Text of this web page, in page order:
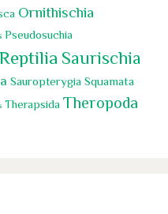
Ornithischia
Pseudosuchia
Reptilia Saurischia
Sauropterygia Squamata
Therapsida Theropoda